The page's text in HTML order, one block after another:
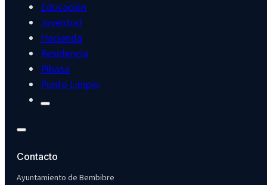
Educación
Juventud
Hacienda
Residencia
Pibasa
Punto Limpio
Contacto
Ayuntamiento de Bembibre